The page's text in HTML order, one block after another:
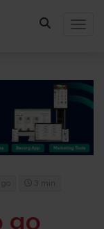
3 min
go